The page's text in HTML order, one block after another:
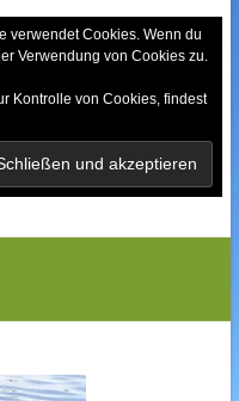
verwendet Cookies. Wenn du
Verwendung von Cookies zu.
Kontrolle von Cookies, findest